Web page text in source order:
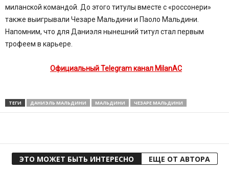
миланской командой. До этого титулы вместе с «россонери»
также выигрывали Чезаре Мальдини и Паоло Мальдини.
Напомним, что для Даниэля нынешний титул стал первым
трофеем в карьере.
Официальный Telegram канал MilanAC
ТЕГИ ДАНИЭЛЬ МАЛЬДИНИ МАЛЬДИНИ ЧЕЗАРЕ МАЛЬДИНИ
ЭТО МОЖЕТ БЫТЬ ИНТЕРЕСНО ЕЩЕ ОТ АВТОРА